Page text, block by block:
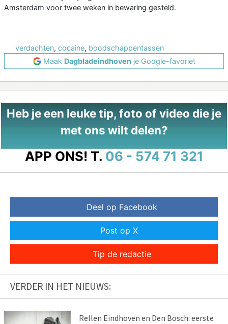
Amsterdam voor twee weken in bewaring gesteld.
verdachten, cocaine, boodschappentassen
Maak Dagbladeindhoven je Google-favoriet
Heb je een leuke tip, foto of video die je
met ons wilt delen?
APP ONS! T. 06 - 574 71 321
Deel op Facebook
Post op X
Tip de redactie
VERDER IN HET NIEUWS:
Rellen Eindhoven en Den Bosch: eerste